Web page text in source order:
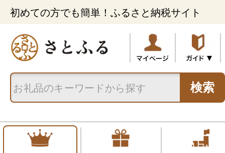
初めての方でも簡単！ふるさと納税サイト
検索